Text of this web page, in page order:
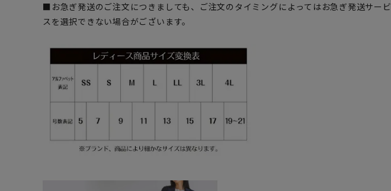
■お急ぎ発送のご注文につきましても、ご注文のタイミングによってはお急ぎ発送サービ
スを選択できない場合がございます。